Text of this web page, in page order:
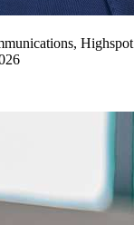
Highspot